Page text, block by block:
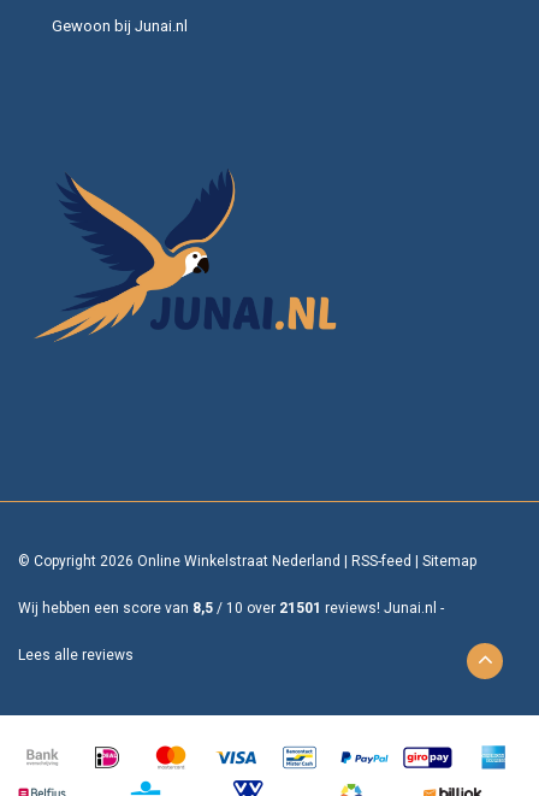
Gewoon bij Junai.nl
© Copyright 2026 Online Winkelstraat Nederland | RSS-feed | Sitemap
Wij hebben een score van 8,5 / 10 over 21501 reviews! Junai.nl -
Lees alle reviews